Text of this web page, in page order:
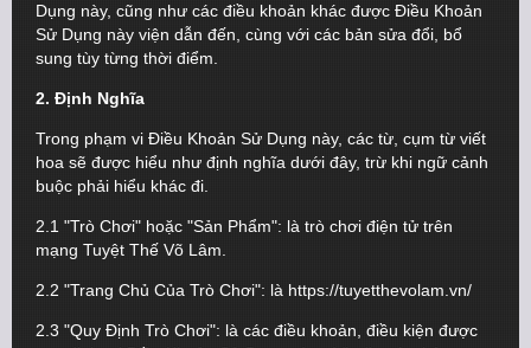
Dụng này, cũng như các điều khoản khác được Điều Khoản
Sử Dụng này viện dẫn đến, cùng với các bản sửa đổi, bổ
sung tùy từng thời điểm.
2. Định Nghĩa
Trong phạm vi Điều Khoản Sử Dụng này, các từ, cụm từ viết
hoa sẽ được hiểu như định nghĩa dưới đây, trừ khi ngữ cảnh
buộc phải hiểu khác đi.
2.1 "Trò Chơi" hoặc "Sản Phẩm": là trò chơi điện tử trên
mạng Tuyệt Thế Võ Lâm.
2.2 "Trang Chủ Của Trò Chơi": là https://tuyetthevolam.vn/
2.3 "Quy Định Trò Chơi": là các điều khoản, điều kiện được